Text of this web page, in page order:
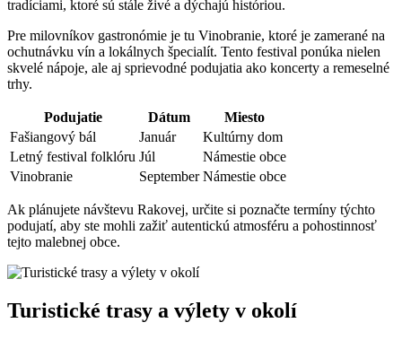
tradíciami, ktoré sú stále živé a dýchajú históriou.
Pre milovníkov gastronómie je tu Vinobranie, ktoré je zamerané na
ochutnávku vín a lokálnych špecialít. Tento festival ponúka nielen
skvelé nápoje, ale aj sprievodné podujatia ako koncerty a remeselné
trhy.
Podujatie Dátum
Miesto
Fašiangový bál
Január
Kultúrny dom
Letný festival folklóru Júl
Námestie obce
Vinobranie
September Námestie obce
Ak plánujete návštevu Rakovej, určite si poznačte termíny týchto
podujatí, aby ste mohli zažiť autentickú atmosféru a pohostinnosť
tejto malebnej obce.
Turistické trasy a výlety v okolí